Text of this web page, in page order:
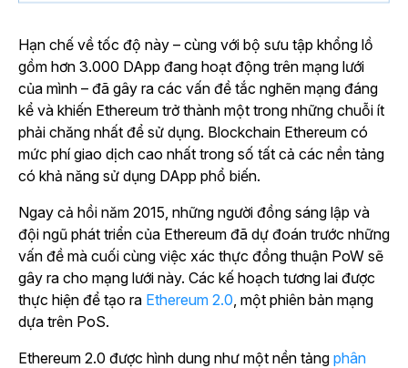
Hạn chế về tốc độ này – cùng với bộ sưu tập khổng lồ
gồm hơn 3.000 DApp đang hoạt động trên mạng lưới
của mình – đã gây ra các vấn đề tắc nghẽn mạng đáng
kể và khiến Ethereum trở thành một trong những chuỗi ít
phải chăng nhất để sử dụng. Blockchain Ethereum có
mức phí giao dịch cao nhất trong số tất cả các nền tảng
có khả năng sử dụng DApp phổ biến.
Ngay cả hồi năm 2015, những người đồng sáng lập và
đội ngũ phát triển của Ethereum đã dự đoán trước những
vấn đề mà cuối cùng việc xác thực đồng thuận PoW sẽ
gây ra cho mạng lưới này. Các kế hoạch tương lai được
thực hiện để tạo ra Ethereum 2.0 , một phiên bản mạng
dựa trên PoS.
Ethereum 2.0 được hình dung như một nền tảng phân